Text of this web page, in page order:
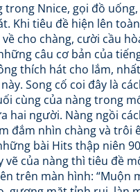
trong Nnice, gọi đồ
Khi tiêu đề hiện lên
cho chàng, cười cầu
câu cơ bản của
thích hát cho lắm,
Song cố coi đây là
cùng của nàng trong
hai người. Nàng ngồi
đắm nhìn chàng và trôi
bài Hits thập niên
vẽ của nàng thì tiêu đề
trên màn hình: “Muộn